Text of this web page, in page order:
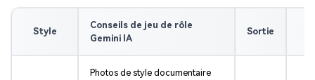
Style
Conseils de jeu de rôle
Gemini IA
Sortie
Photos de style documentaire